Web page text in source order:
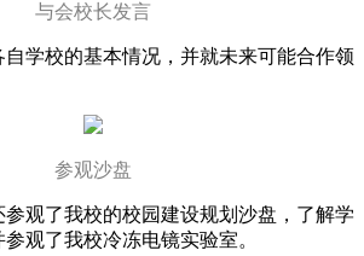
与会校长发言
学校的基本情况，并就未来可能合作领
参观沙盘
参观了我校的校园建设规划沙盘，了解学
观了我校冷冻电镜实验室。